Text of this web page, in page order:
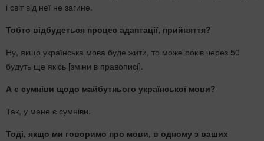
і світ від неї не загине.
Тобто відбудеться процес адаптації, прийняття?
Ну, якщо українська мова буде жити, то може років через 50
будуть ще якісь [зміни в правописі].
А є сумніви щодо майбутнього української мови?
Так, у мене є сумніви.
Тоді, якщо ми говоримо про мови, в одному з ваших